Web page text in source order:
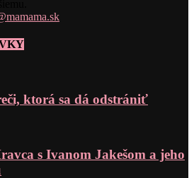
ktorá sa dá odstrániť
s Ivanom Jakešom a jeho